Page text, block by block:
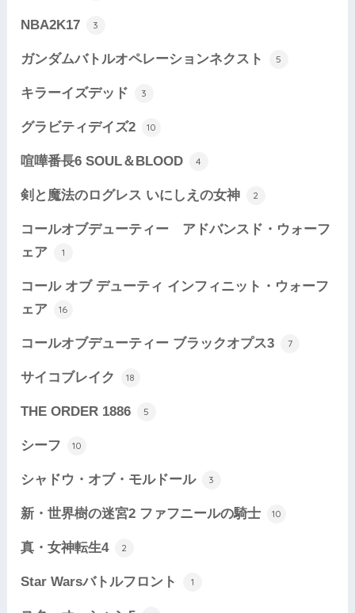
NBA2K17 3
ガンダムバトルオペレーションネクスト 5
キラーイズデッド 3
グラビティデイズ2 10
喧嘩番長6 SOUL＆BLOOD 4
剣と魔法のログレス いにしえの女神 2
コールオブデューティー アドバンスド・ウォーフ
ェア
1
コール オブ デューティ インフィニット・ウォーフ
ェア
16
コールオブデューティー ブラックオプス3 7
サイコブレイク 18
THE ORDER 1886 5
シーフ 10
シャドウ・オブ・モルドール 3
新・世界樹の迷宮2 ファフニールの騎士 10
真・女神転生4 2
Star Warsバトルフロント 1